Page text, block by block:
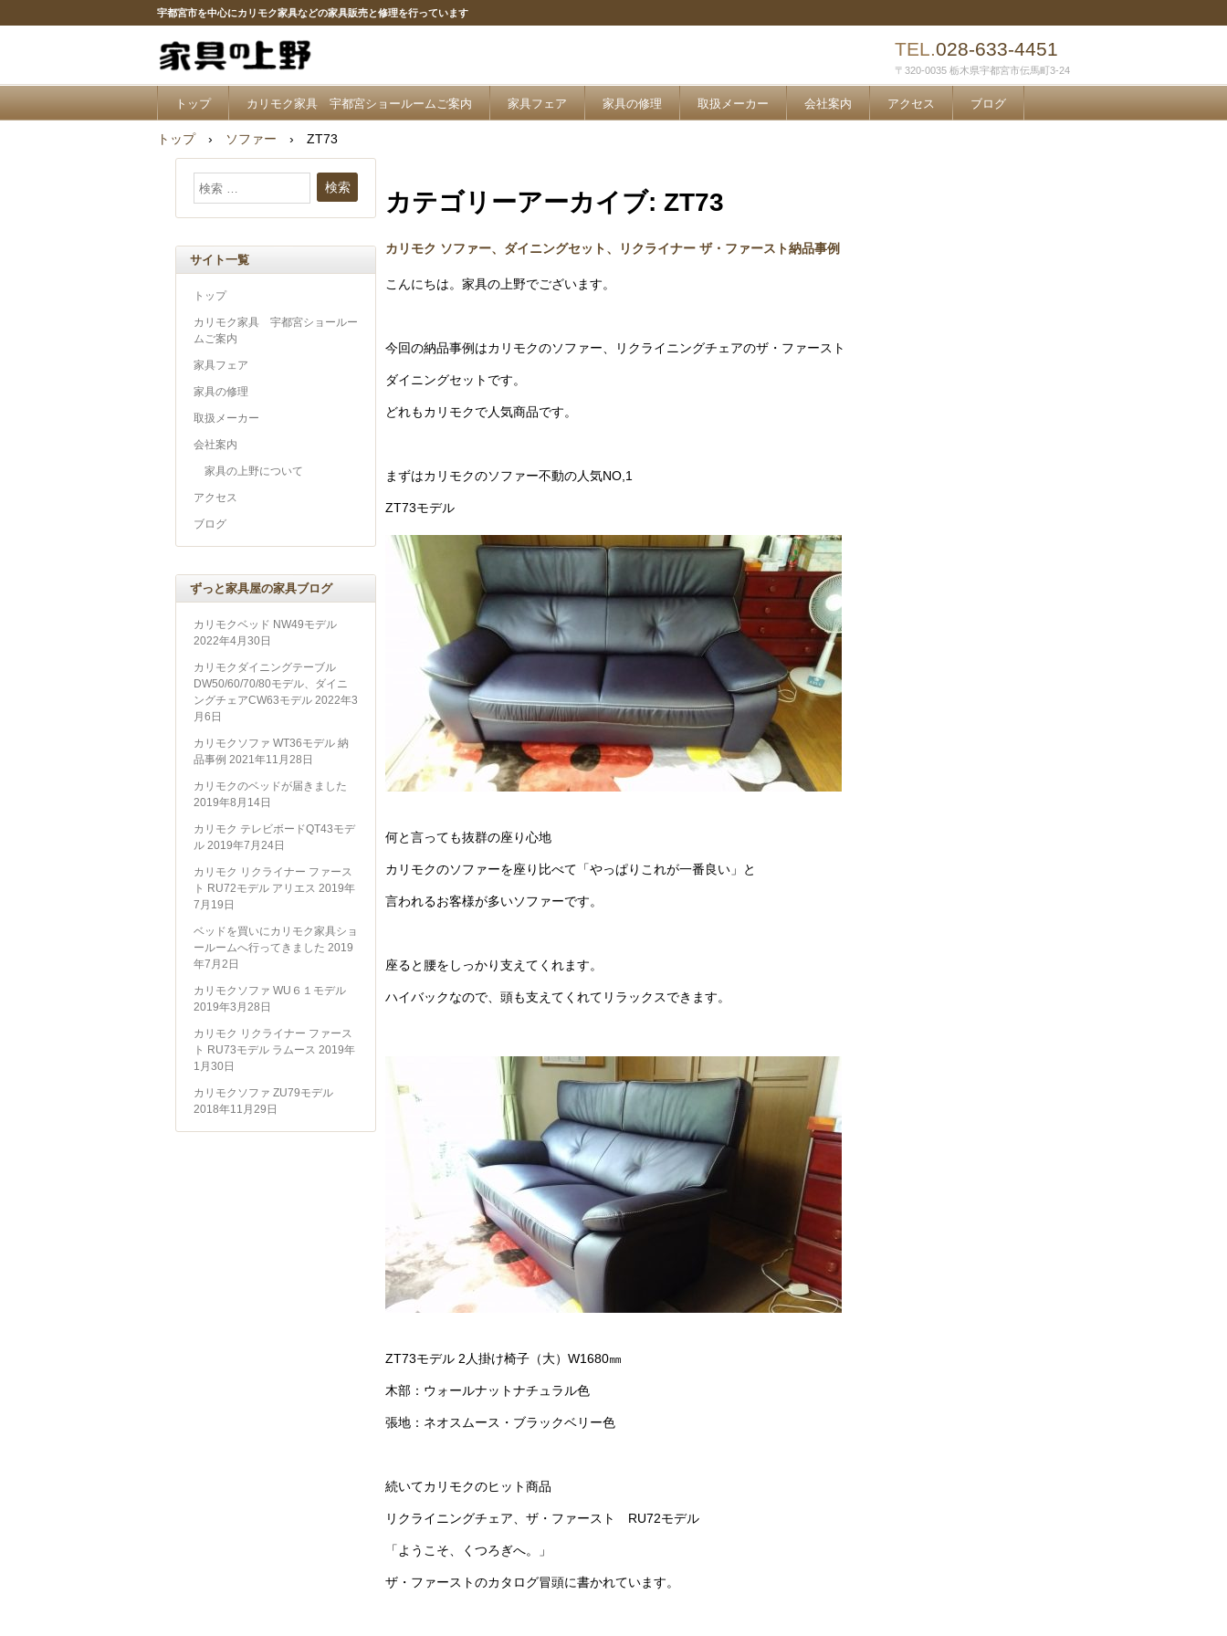
宇都宮市を中心にカリモク家具などの家具販売と修理を行っています
TEL.028-633-4451
〒320-0035 栃木県宇都宮市伝馬町3-24
トップ カリモク家具 宇都宮ショールームご案内 家具フェア 家具の修理 取扱メーカー 会社案内 アクセス ブログ
トップ › ソファー › ZT73
カテゴリーアーカイブ: ZT73
カリモク ソファー、ダイニングセット、リクライナー ザ・ファースト納品事例
こんにちは。家具の上野でございます。
今回の納品事例はカリモクのソファー、リクライニングチェアのザ・ファースト
ダイニングセットです。
どれもカリモクで人気商品です。
まずはカリモクのソファー不動の人気NO,1
ZT73モデル
何と言っても抜群の座り心地
カリモクのソファーを座り比べて「やっぱりこれが一番良い」と
言われるお客様が多いソファーです。
座ると腰をしっかり支えてくれます。
ハイバックなので、頭も支えてくれてリラックスできます。
ZT73モデル 2人掛け椅子（大）W1680㎜
木部：ウォールナットナチュラル色
張地：ネオスムース・ブラックベリー色
続いてカリモクのヒット商品
リクライニングチェア、ザ・ファースト RU72モデル
「ようこそ、くつろぎへ。」
ザ・ファーストのカタログ冒頭に書かれています。
サイト一覧
トップ
カリモク家具 宇都宮ショールー
ムご案内
家具フェア
家具の修理
取扱メーカー
会社案内
家具の上野について
アクセス
ブログ
ずっと家具屋の家具ブログ
カリモクベッド NW49モデル
2022年4月30日
カリモクダイニングテーブル
DW50/60/70/80モデル、ダイニ
ングチェアCW63モデル 2022年3
月6日
カリモクソファ WT36モデル 納
品事例 2021年11月28日
カリモクのベッドが届きました
2019年8月14日
カリモク テレビボードQT43モデ
ル 2019年7月24日
カリモク リクライナー ファース
ト RU72モデル アリエス 2019年
7月19日
ベッドを買いにカリモク家具ショ
ールームへ行ってきました 2019
年7月2日
カリモクソファ WU６１モデル
2019年3月28日
カリモク リクライナー ファース
ト RU73モデル ラムース 2019年
1月30日
カリモクソファ ZU79モデル
2018年11月29日